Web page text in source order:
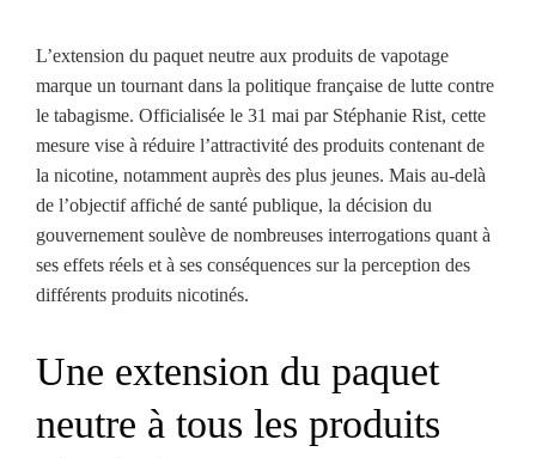
L’extension du paquet neutre aux produits de vapotage
marque un tournant dans la politique française de lutte contre
le tabagisme. Officialisée le 31 mai par Stéphanie Rist, cette
mesure vise à réduire l’attractivité des produits contenant de
la nicotine, notamment auprès des plus jeunes. Mais au-delà
de l’objectif affiché de santé publique, la décision du
gouvernement soulève de nombreuses interrogations quant à
ses effets réels et à ses conséquences sur la perception des
différents produits nicotinés.
Une extension du paquet
neutre à tous les produits